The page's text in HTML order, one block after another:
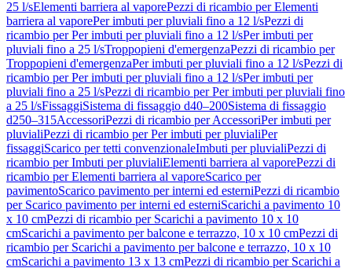
25 l/sElementi barriera al vaporePezzi di ricambio per Elementi
barriera al vaporePer imbuti per pluviali fino a 12 l/sPezzi di
ricambio per Per imbuti per pluviali fino a 12 l/sPer imbuti per
pluviali fino a 25 l/sTroppopieni d'emergenzaPezzi di ricambio per
Troppopieni d'emergenzaPer imbuti per pluviali fino a 12 l/sPezzi di
ricambio per Per imbuti per pluviali fino a 12 l/sPer imbuti per
pluviali fino a 25 l/sPezzi di ricambio per Per imbuti per pluviali fino
a 25 l/sFissaggiSistema di fissaggio d40–200Sistema di fissaggio
d250–315AccessoriPezzi di ricambio per AccessoriPer imbuti per
pluvialiPezzi di ricambio per Per imbuti per pluvialiPer
fissaggiScarico per tetti convenzionaleImbuti per pluvialiPezzi di
ricambio per Imbuti per pluvialiElementi barriera al vaporePezzi di
ricambio per Elementi barriera al vaporeScarico per
pavimentoScarico pavimento per interni ed esterniPezzi di ricambio
per Scarico pavimento per interni ed esterniScarichi a pavimento 10
x 10 cmPezzi di ricambio per Scarichi a pavimento 10 x 10
cmScarichi a pavimento per balcone e terrazzo, 10 x 10 cmPezzi di
ricambio per Scarichi a pavimento per balcone e terrazzo, 10 x 10
cmScarichi a pavimento 13 x 13 cmPezzi di ricambio per Scarichi a